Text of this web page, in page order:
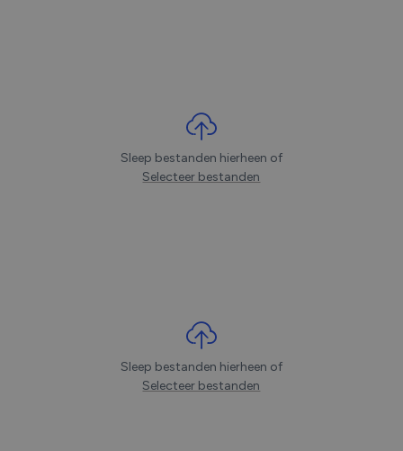
Sleep bestanden hierheen of
Selecteer bestanden
Sleep bestanden hierheen of
Selecteer bestanden